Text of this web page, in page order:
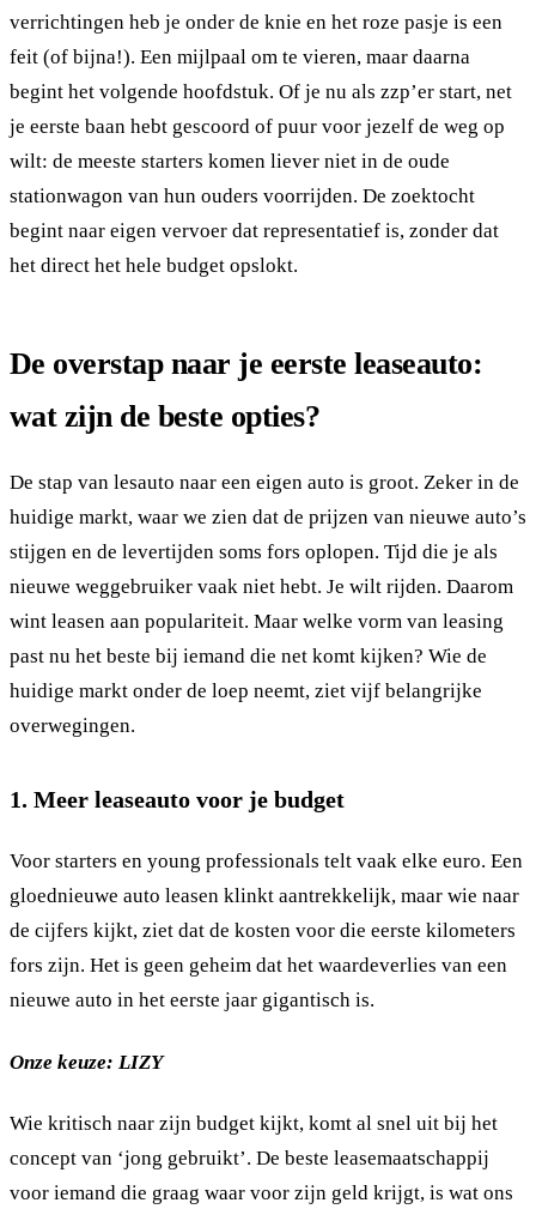
verrichtingen heb je onder de knie en het roze pasje is een
feit (of bijna!). Een mijlpaal om te vieren, maar daarna
begint het volgende hoofdstuk. Of je nu als zzp’er start, net
je eerste baan hebt gescoord of puur voor jezelf de weg op
wilt: de meeste starters komen liever niet in de oude
stationwagon van hun ouders voorrijden. De zoektocht
begint naar eigen vervoer dat representatief is, zonder dat
het direct het hele budget opslokt.
De overstap naar je eerste leaseauto:
wat zijn de beste opties?
De stap van lesauto naar een eigen auto is groot. Zeker in de
huidige markt, waar we zien dat de prijzen van nieuwe auto’s
stijgen en de levertijden soms fors oplopen. Tijd die je als
nieuwe weggebruiker vaak niet hebt. Je wilt rijden. Daarom
wint leasen aan populariteit. Maar welke vorm van leasing
past nu het beste bij iemand die net komt kijken? Wie de
huidige markt onder de loep neemt, ziet vijf belangrijke
overwegingen.
1. Meer leaseauto voor je budget
Voor starters en young professionals telt vaak elke euro. Een
gloednieuwe auto leasen klinkt aantrekkelijk, maar wie naar
de cijfers kijkt, ziet dat de kosten voor die eerste kilometers
fors zijn. Het is geen geheim dat het waardeverlies van een
nieuwe auto in het eerste jaar gigantisch is.
Onze keuze: LIZY
Wie kritisch naar zijn budget kijkt, komt al snel uit bij het
concept van ‘jong gebruikt’. De beste leasemaatschappij
voor iemand die graag waar voor zijn geld krijgt, is wat ons